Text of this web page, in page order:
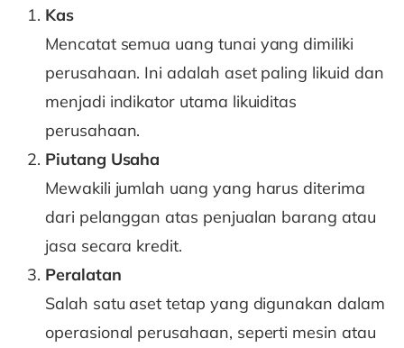
Kas
Mencatat semua uang tunai yang dimiliki
perusahaan. Ini adalah aset paling likuid dan
menjadi indikator utama likuiditas
perusahaan.
Piutang Usaha
Mewakili jumlah uang yang harus diterima
dari pelanggan atas penjualan barang atau
jasa secara kredit.
Peralatan
Salah satu aset tetap yang digunakan dalam
operasional perusahaan, seperti mesin atau